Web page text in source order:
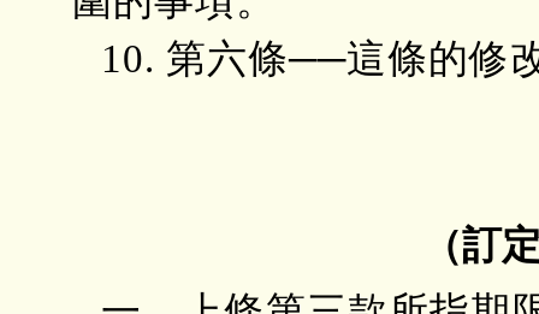
10. 第六條──這條的修
（訂